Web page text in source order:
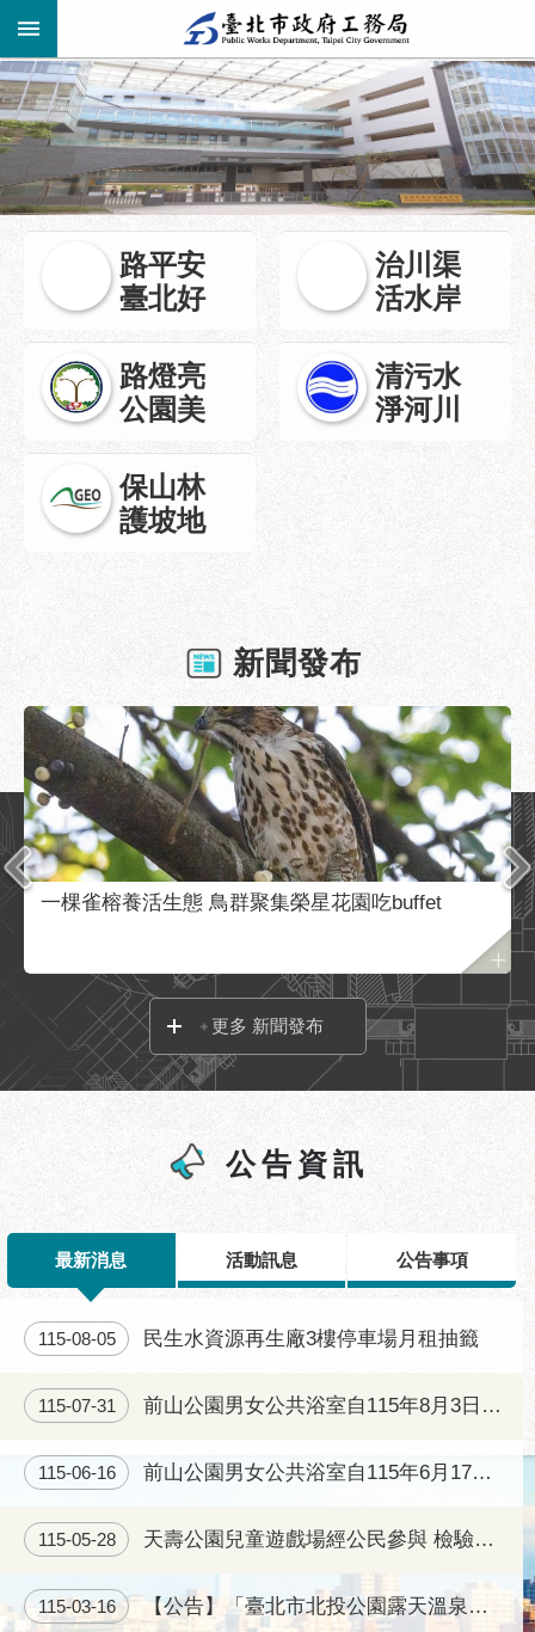
跳到主要內容區塊
進
階
搜
告
資
訊
服
關
府
資
訊
公
開
優
良
性
化
擾
防
治
政
園
地
民
服
路平安
臺北好
治川渠
活水岸
路燈亮
公園美
清污水
淨河川
保山林
護坡地
新聞發布
一棵雀榕養活生態 鳥群聚集榮星花園吃buffet
更多 新聞發布
公告資訊
最新消息 活動訊息 公告事項
115-08-05 民生水資源再生廠3樓停車場月租抽籤
115-07-31 前山公園男女公共浴室自115年8月3日(一)起正常開放
115-06-16 前山公園男女公共浴室自115年6月17日起將重新開放
115-05-28 天壽公園兒童遊戲場經公民參與 檢驗合格後已完工開放
115-03-16 【公告】「臺北市北投公園露天溫泉浴池及磺港公園泡腳池營運移轉促參前置作業（114S027）」之招商座談會計畫書